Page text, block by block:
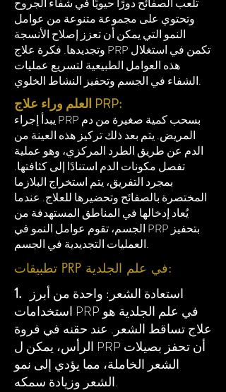
وتحتوي على مجموعة متنوعة من عوامل
النمو التي يمكن أن تعزز إصلاح الأنسجة
وتجديدها. فكرة علاج PRP تكمن في استغلال
هذه العوامل الطبيعية لتسريع عمليات
الشفاء في الجسم وتحفيز النشاط الخلوي.
العلم وراء علاج PRP:
يبدأ إجراء PRP بسحب كمية صغيرة من دم
المريض. يتم بعد ذلك تركيز هذه العينة من
الدم عن طريق الطرد المركزي، وهو عملية
تفصل مكونات الدم استنادًا إلى كثافتها.
بمجرد التفريق، يتم استخراج البلازما
المختصرة بالصفائح وتحضيرها للعلاج. عندما
يُعاد إدخالها في المناطق المستهدفة من
الجسم، تقوم عوامل النمو في PRP بتحفيز
العمليات التجديدية في الجسم.
تطبيقات PRP في علم الجلدية:
1.
استعادة الشعر: واحدة من أبرز
استخدامات PRP في علم الجلدية هو
علاج تساقط الشعر. عند حقنه في فروة
الرأس، يمكن ل PRP أن تحفز بصيلات
الشعر الخاملة، مما يؤدي إلى نمو
الشعر وزيادة سمكه.